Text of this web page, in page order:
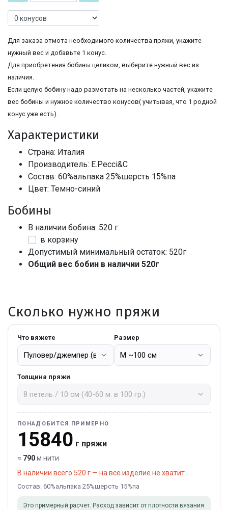
Для заказа отмота необходимого количества пряжи, укажите
нужный вес и добавьте 1 конус.
Для приобретения бобины целиком, выберите нужный вес из
наличия.
Если целую бобину надо размотать на несколько частей, укажите
вес бобины и нужное количество конусов( учитывая, что 1 родной
конус уже есть).
Характеристики
Страна: Италия
Производитель: E.Pecci&C
Состав: 60%альпака 25%шерсть 15%па
Цвет: Темно-синий
Бобины
В наличии бобина: 520 г
в корзину
Допустимый минимальный остаток: 520г
Общий вес бобин в наличии 520г
Сколько нужно пряжи
Что вяжете Размер
Толщина пряжи
ПОНАДОБИТСЯ ПРИМЕРНО
15840 г пряжи
≈ 790м нити
В наличии всего 520 г — на всё изделие не хватит.
Состав: 60%альпака 25%шерсть 15%па
Это примерный расчет. Расход зависит от плотности вязания